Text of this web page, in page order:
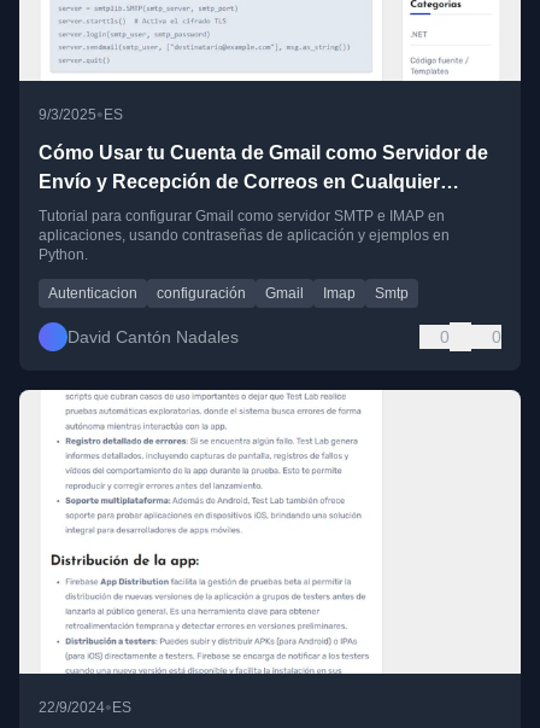
9/3/2025• ES
Cómo Usar tu Cuenta de Gmail como Servidor de
Envío y Recepción de Correos en Cualquier
Aplicación
Tutorial para configurar Gmail como servidor SMTP e IMAP en
aplicaciones, usando contraseñas de aplicación y ejemplos en
Python.
Autenticacion configuración Gmail Imap Smtp
David Cantón Nadales 0 0
22/9/2024•ES